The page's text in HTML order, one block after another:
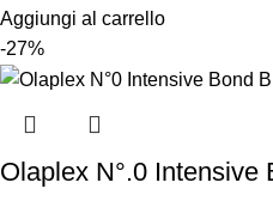
Aggiungi al carrello
-27%
Olaplex N°.0 Intensive